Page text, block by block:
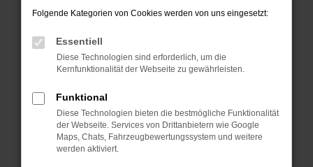
Manche Erweiterungen, wie Werbeblocker,
können das Laden bestimmter Seiten
verhindern. Funktioniert die Seite in einem
Fenster?
Starte dein Gerät neu.
Das kann manchmal helfen, vorübergehende
Probleme zu beheben.
Folgende Kategorien von Cookies werden von uns eingesetzt:
Essentiell
Diese Technologien sind erforderlich, um die
Kernfunktionalität der Webseite zu gewährleisten.
Funktional
Diese Technologien bieten die bestmögliche Funktionalität
der Webseite. Services von Drittanbietern wie Google
Maps, Chats, Fahrzeugbewertungssystem und weitere
werden aktiviert.